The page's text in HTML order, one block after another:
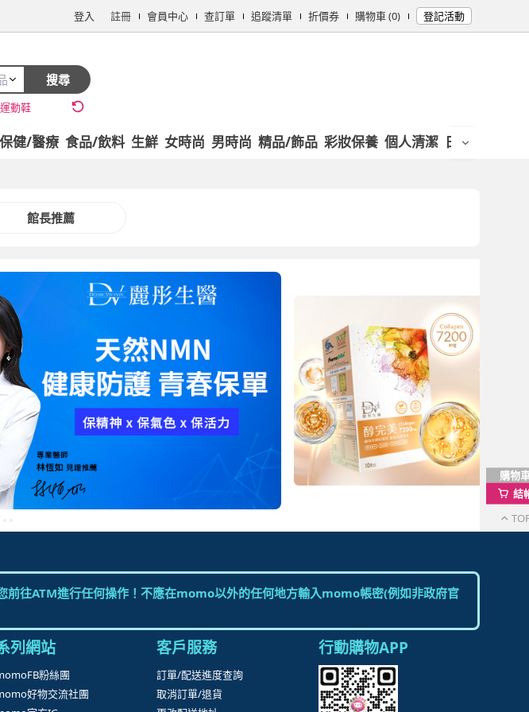
登入 註冊 會員中心 查訂單 追蹤清單 折價券 購物車 (0) 登記活動
搜尋
動鞋
保健/醫療 食品/飲料 生鮮 女時尚 男時尚 精品/飾品 彩妝保養 個人清潔 日用/紙品
館長推薦
購物
結
往ATM進行任何操作！不應在momo以外的任何地方輸入momo帳密(例如非政府官
列網站
粉絲團
好物交流社團
客戶服務
訂單/配送進度查詢
取消訂單/退貨
行動購物APP